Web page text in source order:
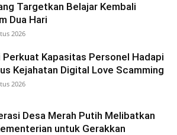
Targetkan Belajar Kembali
Dua Hari
2026
Perkuat Kapasitas Personel Hadapi
Kejahatan Digital Love Scamming
2026
Desa Merah Putih Melibatkan
untuk Gerakkan